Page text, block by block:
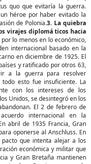
quo que evitaría la guerra.
héroe por haber evitado la
de Polonia.3. La quiebra
virajes diplomá ticos hacia
lo menos en lo económico,
internacional basado en la
en diciembre de 1925. El
y ratificado por otros 63,
a la guerra para resolver
esto fue insuficiente. La
con los intereses de los
Unidos, se desintegró en los
El 2 de febrero de
internacional en la
abril de 1935 Francia, Gran
oponerse al Anschluss. En
que intenta alejar a los
económica y militar que
y Gran Bretaña mantienen